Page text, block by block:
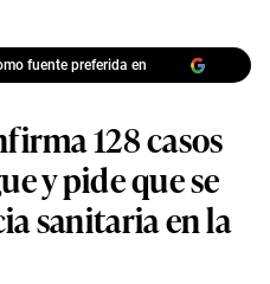
fuente preferida en
128 casos
y pide que se
sanitaria en la